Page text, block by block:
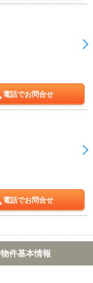
電話でお問合せ
電話でお問合せ
件基本情報